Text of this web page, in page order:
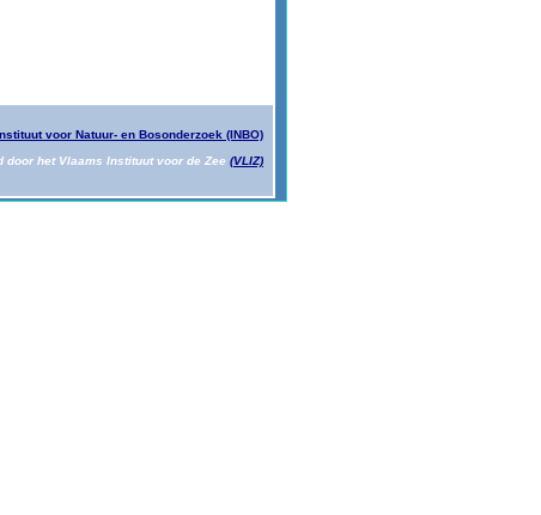
voor Natuur- en Bosonderzoek (INBO)
door het Vlaams Instituut voor de Zee (VLIZ)